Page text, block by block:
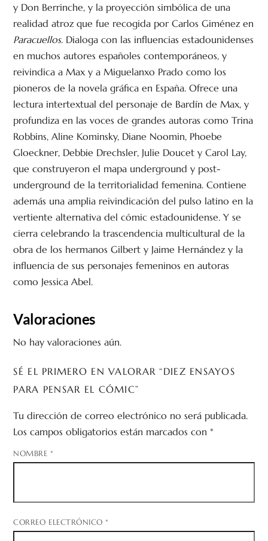
y Don Berrinche, y la proyección simbólica de una
realidad atroz que fue recogida por Carlos Giménez en
Paracuellos. Dialoga con las influencias estadounidenses
en muchos autores españoles contemporáneos, y
reivindica a Max y a Miguelanxo Prado como los
pioneros de la novela gráfica en España. Ofrece una
lectura intertextual del personaje de Bardín de Max, y
profundiza en las voces de grandes autoras como Trina
Robbins, Aline Kominsky, Diane Noomin, Phoebe
Gloeckner, Debbie Drechsler, Julie Doucet y Carol Lay,
que construyeron el mapa underground y post-
underground de la territorialidad femenina. Contiene
además una amplia reivindicación del pulso latino en la
vertiente alternativa del cómic estadounidense. Y se
cierra celebrando la trascendencia multicultural de la
obra de los hermanos Gilbert y Jaime Hernández y la
influencia de sus personajes femeninos en autoras
como Jessica Abel.
Valoraciones
No hay valoraciones aún.
SÉ EL PRIMERO EN VALORAR “DIEZ ENSAYOS
PARA PENSAR EL CÓMIC”
Tu dirección de correo electrónico no será publicada.
Los campos obligatorios están marcados con*
NOMBRE *
CORREO ELECTRÓNICO*